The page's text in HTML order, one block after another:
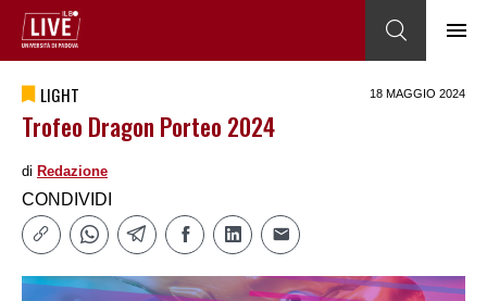
LIGHT 18 MAGGIO 2024
Trofeo Dragon Porteo 2024
di Redazione
CONDIVIDI